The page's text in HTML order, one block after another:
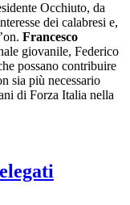
Occhiuto, da
dei calabresi e,
Francesco
giovanile, Federico
possano contribuire
sia più necessario
di Forza Italia nella